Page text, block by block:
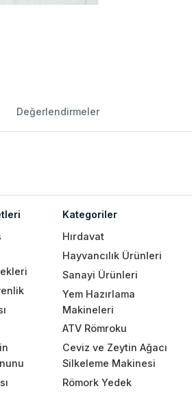
Değerlendirmeler
Kategoriler
Hırdavat
Hayvancılık Ürünleri
Sanayi Ürünleri
Yem Hazırlama
Makineleri
ATV Römroku
Ceviz ve Zeytin Ağacı
Silkeleme Makinesi
Römork Yedek